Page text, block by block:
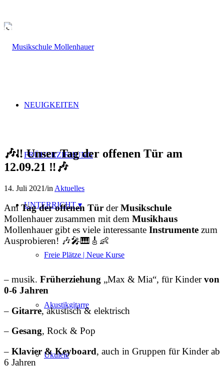
NEUIGKEITEN
FRÜHERZIEHUNG
UNTERRICHT
Freie Plätze | Neue Kurse
Akustikgitarre
Ukulele
🎶‼️ Unser Tag der offenen Tür am
12.09.21 ‼️🎶
14. Juli 2021/in Aktuelles
Am Tag der offenen Tür derMusikschule
Mollenhauer zusammen mit dem Musikhaus
Mollenhauer gibt es viele interessante Instrumente zum
Ausprobieren! 🎶🎤🎹🎸👶
– musik. Früherziehung „Max & Mia“, für Kindervon
0-6 Jahren
– Gitarre, akustisch & elektrisch
– Gesang, Rock & Pop
– Klavier & Keyboard, auch in Gruppen für Kinder ab
6 Jahren